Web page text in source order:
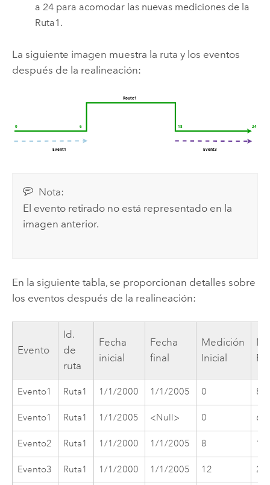
a 24 para acomodar las nuevas mediciones de la
Ruta1.
La siguiente imagen muestra la ruta y los eventos
después de la realineación:
Nota:
El evento retirado no está representado en la
imagen anterior.
En la siguiente tabla, se proporcionan detalles sobre
los eventos después de la realineación:
Evento
Id.
de
ruta
Fecha
inicial
Fecha
final
Medición
Inicial
Evento1 Ruta1 1/1/2000 1/1/2005 0 8
Evento1 Ruta1 1/1/2005 <Null> 0 6
Evento2 Ruta1 1/1/2000 1/1/2005 8 12
Evento3 Ruta1 1/1/2000 1/1/2005 12 20